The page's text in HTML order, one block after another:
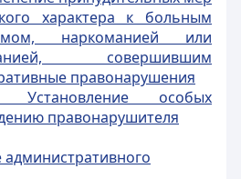
характера к больным
наркоманией или
совершившим
правонарушения
Установление особых
правонарушителя